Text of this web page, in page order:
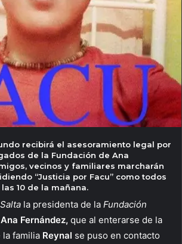
recibirá el asesoramiento legal por
de la Fundación de Ana
vecinos y familiares marcharán
“Justicia por Facu” como todos
10 de la mañana.
la presidenta de la Fundación
Ana Fernández, que al enterarse de la
la familia Reynal se puso en contacto